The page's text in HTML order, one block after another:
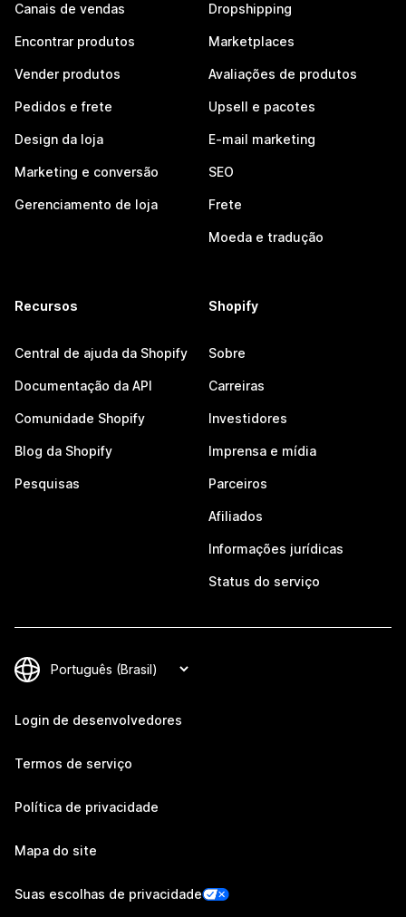
Canais de vendas
Encontrar produtos
Vender produtos
Pedidos e frete
Design da loja
Marketing e conversão
Gerenciamento de loja
Dropshipping
Marketplaces
Avaliações de produtos
Upsell e pacotes
E-mail marketing
SEO
Frete
Moeda e tradução
Recursos
Central de ajuda da Shopify
Documentação da API
Comunidade Shopify
Blog da Shopify
Pesquisas
Shopify
Sobre
Carreiras
Investidores
Imprensa e mídia
Parceiros
Afiliados
Informações jurídicas
Status do serviço
Login de desenvolvedores
Termos de serviço
Política de privacidade
Mapa do site
Suas escolhas de privacidade